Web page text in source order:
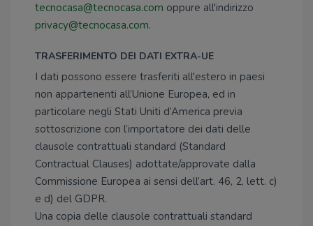
tecnocasa@tecnocasa.com oppure all'indirizzo
privacy@tecnocasa.com.
TRASFERIMENTO DEI DATI EXTRA-UE
I dati possono essere trasferiti all'estero in paesi
non appartenenti all’Unione Europea, ed in
particolare negli Stati Uniti d’America previa
sottoscrizione con l’importatore dei dati delle
clausole contrattuali standard (Standard
Contractual Clauses) adottate/approvate dalla
Commissione Europea ai sensi dell’art. 46, 2, lett. c)
e d) del GDPR.
Una copia delle clausole contrattuali standard